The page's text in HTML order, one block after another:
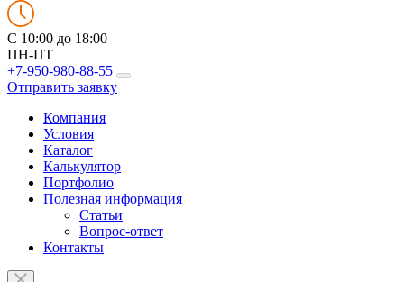
C 10:00 до 18:00
ПН-ПТ
+7-950-980-88-55
Отправить заявку
Компания
Условия
Каталог
Калькулятор
Портфолио
Полезная информация
Статьи
Вопрос-ответ
Контакты